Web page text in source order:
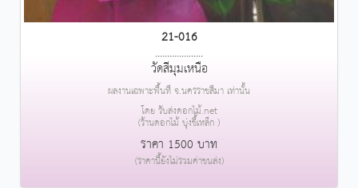
21-016
....................
วัดสีมุมเหนือ
ผลงานเฉพาะพื้นที่ จ.นครราชสีมา เท่านั้น
โดย รับส่งดอกไม้.net
(ร้านดอกไม้ บุ่งขี้เหล็ก )
ราคา 1500 บาท
(ราคานี้ยังไม่รวมค่าขนส่ง)